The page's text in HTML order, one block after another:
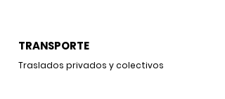
TRANSPORTE
Traslados privados y colectivos